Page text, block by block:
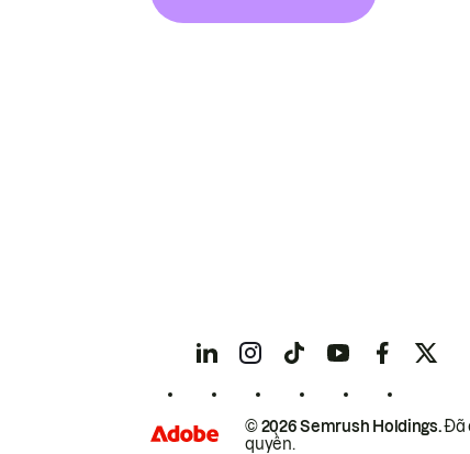
© 2026 Semrush Holdings.Đã
quyền.